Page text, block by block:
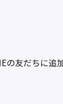
の友だちに追